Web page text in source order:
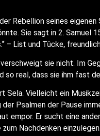
Rebel­li­on sei­nes
Sie sagt in 2. Samu­el
– List und Tücke,
sie nicht. Im
so real, dass sie ihm fast
Sela. Viel­leicht ein
Psal­men der Pau­se
empor. Er sucht eine
Nach­den­ken einzulegen.